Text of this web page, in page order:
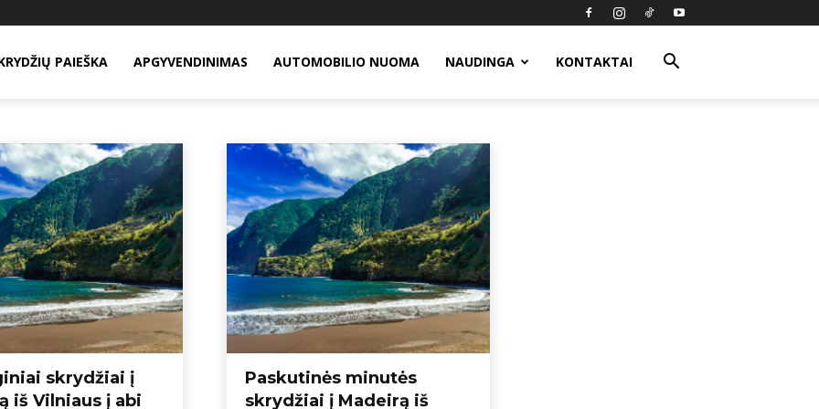
PAIEŠKA APGYVENDINIMAS AUTOMOBILIO NUOMA NAUDINGA KONTAKTAI
skrydžiai į
iš Vilniaus į abi
Paskutinės minutės
skrydžiai į Madeirą iš